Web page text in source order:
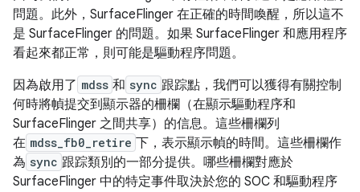
問題。此外，SurfaceFlinger 在正確的時間喚醒，所以這不
是 SurfaceFlinger 的問題。如果 SurfaceFlinger 和應用程序
看起來都正常，則可能是驅動程序問題。
因為啟用了 mdss 和 sync 跟踪點，我們可以獲得有關控制
何時將幀提交到顯示器的柵欄（在顯示驅動程序和
SurfaceFlinger 之間共享）的信息。這些柵欄列
在 mdss_fb0_retire 下，表示顯示幀的時間。這些柵欄作
為 sync 跟踪類別的一部分提供。哪些柵欄對應於
SurfaceFlinger 中的特定事件取決於您的 SOC 和驅動程序